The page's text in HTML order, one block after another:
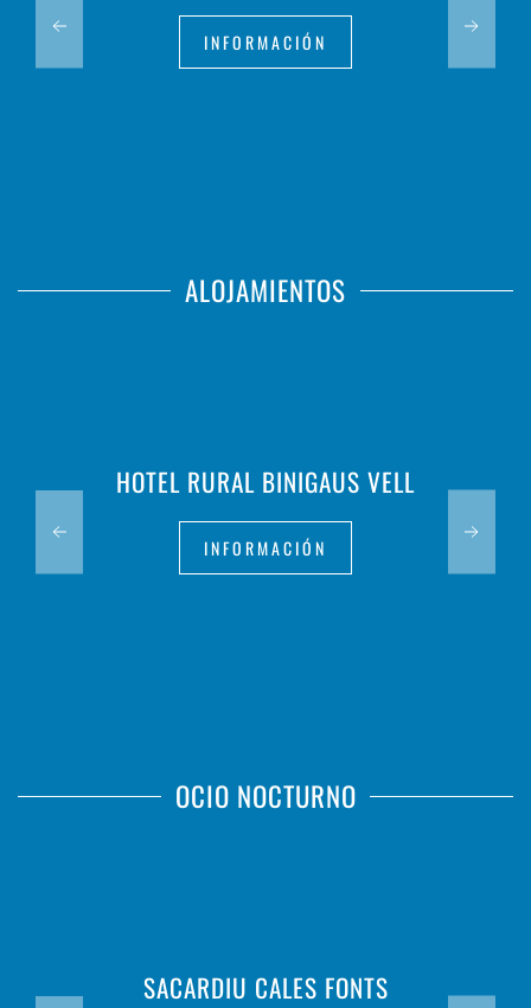
INFORMACIÓN
ALOJAMIENTOS
HOTEL RURAL BINIGAUS VELL
INFORMACIÓN
OCIO NOCTURNO
SACARDIU CALES FONTS